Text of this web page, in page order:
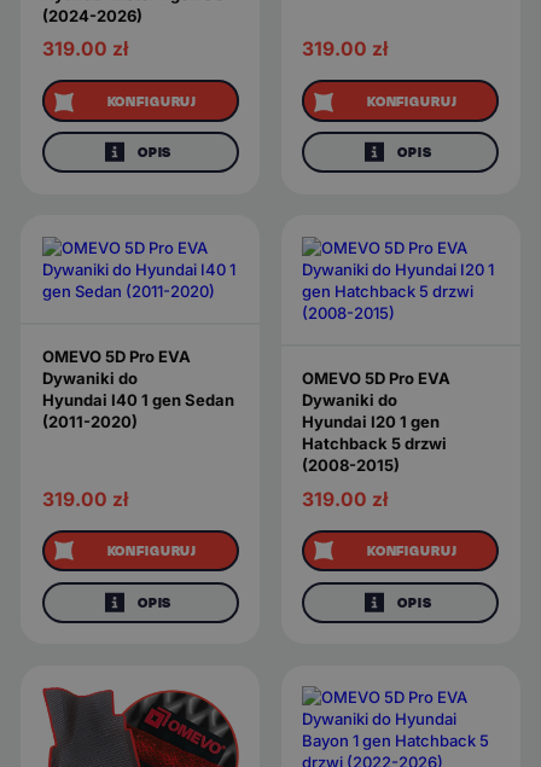
(2024-2026)
319.00 zł
KONFIGURUJ
OPIS
319.00 zł
KONFIGURUJ
OPIS
OMEVO 5D Pro EVA
Dywaniki do
Hyundai I40 1 gen Sedan
(2011-2020)
319.00 zł
KONFIGURUJ
OPIS
OMEVO 5D Pro EVA
Dywaniki do
Hyundai I20 1 gen
Hatchback 5 drzwi
(2008-2015)
319.00 zł
KONFIGURUJ
OPIS